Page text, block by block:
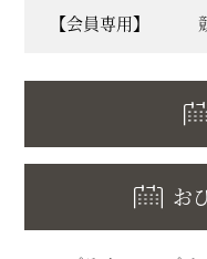
【会員専用】
お